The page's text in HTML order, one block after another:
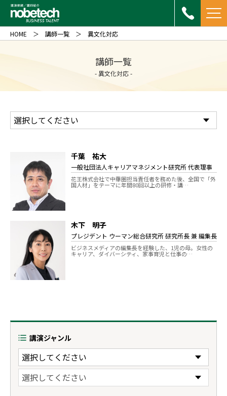
講師一覧
- 異文化対応 -
HOME 講師一覧 異文化対応
千葉 祐大
一般社団法人キャリアマネジメント研究所 代表理事
花王株式会社で中華圏担当責任者を務めた後、全国で「外
国人材」をテーマに年間80回以上の研修・講…
木下 明子
プレジデント ウーマン総合研究所 研究所長 兼 編集長
ビジネスメディアの編集長を経験した、1児の母。女性の
キャリア、ダイバーシティ、家事育児と仕事の…
講演ジャンル